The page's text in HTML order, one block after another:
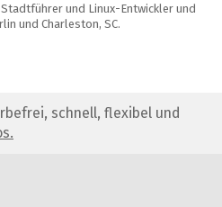
und Linux-Entwickler und
und Charleston, SC.
schnell, flexibel und